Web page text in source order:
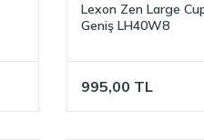
Lexon Zen Large
Geniş LH40W8
995,00 TL